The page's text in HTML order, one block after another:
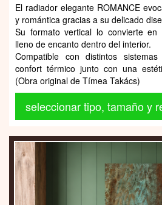
El radiador elegante ROMANCE
y romántica gracias a su delicado
Su formato vertical lo convierte en
lleno de encanto dentro del interior.
Compatible con distintos
confort térmico junto con una
(Obra original de Tímea Takács)
seleccionar tipo, tamaño y